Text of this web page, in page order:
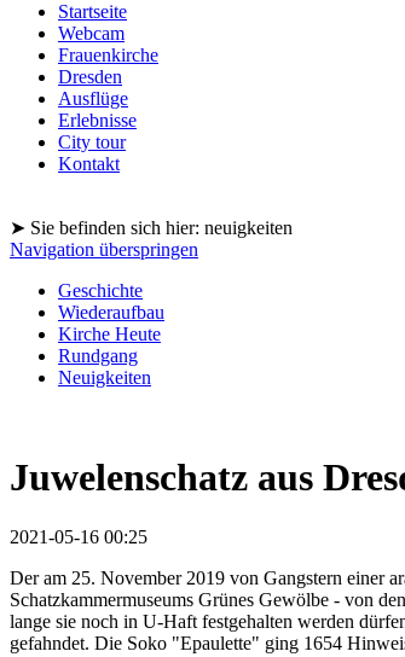
Startseite
Webcam
Frauenkirche
Dresden
Ausflüge
Erlebnisse
City tour
Kontakt
➤ Sie befinden sich hier: neuigkeiten
Navigation überspringen
Geschichte
Wiederaufbau
Kirche Heute
Rundgang
Neuigkeiten
Juwelenschatz aus
2021-05-16 00:25
Der am 25. November 2019 von Gangstern einer
Schatzkammermuseums Grünes Gewölbe - von
lange sie noch in U-Haft festgehalten werden
gefahndet. Die Soko "Epaulette" ging 1654